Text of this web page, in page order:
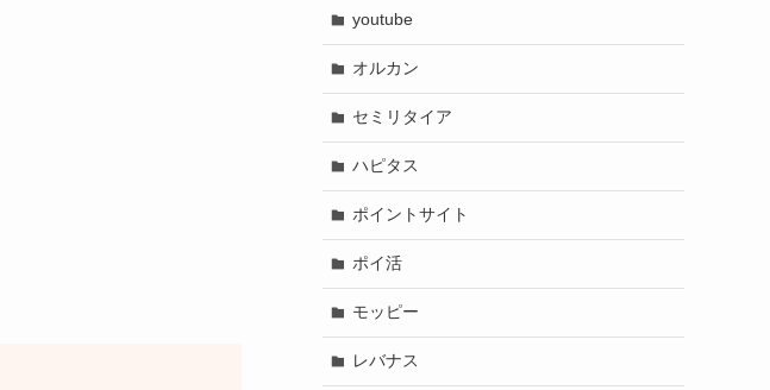
youtube
オルカン
セミリタイア
ハピタス
ポイントサイト
ポイ活
モッピー
レバナス